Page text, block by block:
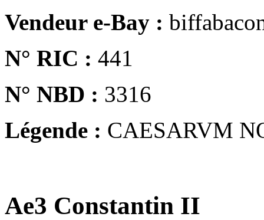
Vendeur e-Bay :
N° RIC : 441
N° NBD : 3316
Légende : CAESARVM
Ae3 Constantin II